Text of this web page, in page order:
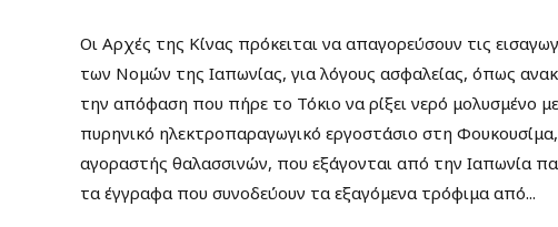
Οι Αρχές της Κίνας πρόκειται να απαγορεύσουν τις
των Νομών της Ιαπωνίας, για λόγους ασφαλείας, όπως
την απόφαση που πήρε το Τόκιο να ρίξει νερό μολυσμένο
πυρηνικό ηλεκτροπαραγωγικό εργοστάσιο στη
αγοραστής θαλασσινών, που εξάγονται από την Ιαπωνία
τα έγγραφα που συνοδεύουν τα εξαγόμενα τρόφιμα από...